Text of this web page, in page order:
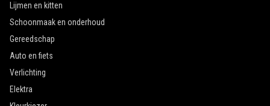
Lijmen en kitten
Schoonmaak en onderhoud
Gereedschap
Auto en fiets
Verlichting
Elektra